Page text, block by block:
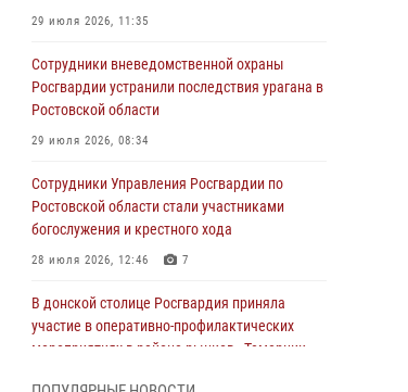
29 июля 2026, 11:35
Сотрудники вневедомственной охраны
Росгвардии устранили последствия урагана в
Ростовской области
29 июля 2026, 08:34
Сотрудники Управления Росгвардии по
Ростовской области стали участниками
богослужения и крестного хода
28 июля 2026, 12:46 7
В донской столице Росгвардия приняла
участие в оперативно-профилактических
мероприятиях в районе рынков «Темерник»